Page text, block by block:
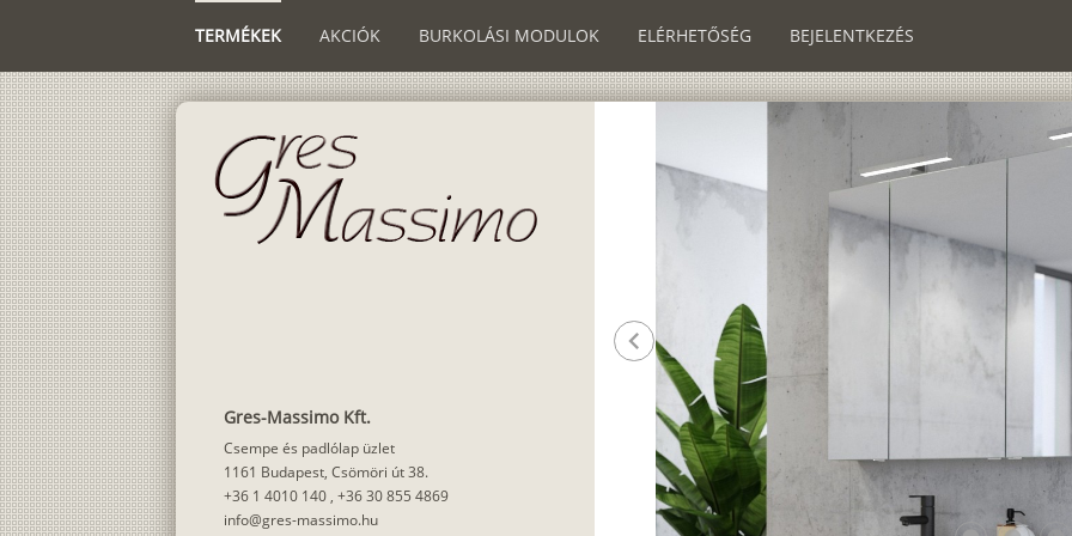
TERMÉKEK AKCIÓK BURKOLÁSI MODULOK ELÉRHETŐSÉG BEJELENTKEZÉS
Gres-Massimo Kft.
Csempe és padlólap üzlet
1161 Budapest, Csömöri út 38.
+36 1 4010 140 , +36 30 855 4869
info@gres-massimo.hu
chevron_left